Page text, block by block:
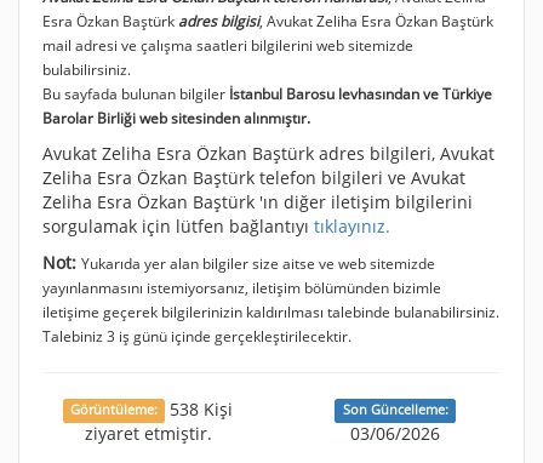
Esra Özkan Baştürk adres bilgisi, Avukat Zeliha Esra Özkan Baştürk
mail adresi ve çalışma saatleri bilgilerini web sitemizde
bulabilirsiniz.
Bu sayfada bulunan bilgiler İstanbul Barosu levhasından ve Türkiye
Barolar Birliği web sitesinden alınmıştır.
Avukat Zeliha Esra Özkan Baştürk adres bilgileri, Avukat
Zeliha Esra Özkan Baştürk telefon bilgileri ve Avukat
Zeliha Esra Özkan Baştürk 'ın diğer iletişim bilgilerini
sorgulamak için lütfen bağlantıyı tıklayınız.
Not: Yukarıda yer alan bilgiler size aitse ve web sitemizde
yayınlanmasını istemiyorsanız, iletişim bölümünden bizimle
iletişime geçerek bilgilerinizin kaldırılması talebinde bulanabilirsiniz.
Talebiniz 3 iş günü içinde gerçekleştirilecektir.
Görüntüleme:
538 Kişi
ziyaret etmiştir.
Son Güncelleme:
03/06/2026